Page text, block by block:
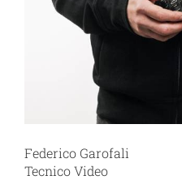
Federico Garofali
Tecnico Video